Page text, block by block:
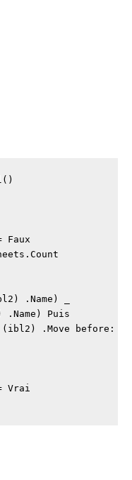
Faux
.Name) _
Puis
.Move before: =
Vrai